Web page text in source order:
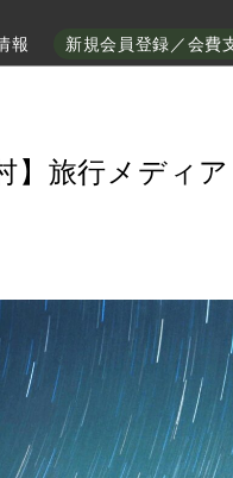
報 新規会員登録／会費
】旅行メディ